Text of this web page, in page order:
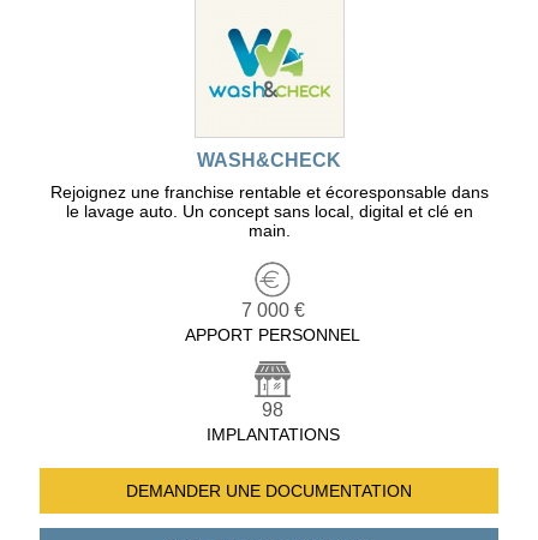
WASH&CHECK
Rejoignez une franchise rentable et écoresponsable dans
le lavage auto. Un concept sans local, digital et clé en
main.
7 000 €
APPORT PERSONNEL
98
IMPLANTATIONS
DEMANDER UNE DOCUMENTATION